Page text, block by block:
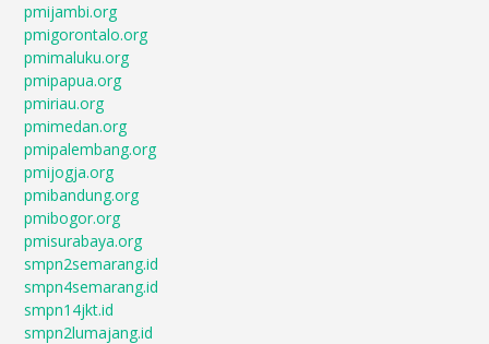
pmijambi.org
pmigorontalo.org
pmimaluku.org
pmipapua.org
pmiriau.org
pmimedan.org
pmipalembang.org
pmijogja.org
pmibandung.org
pmibogor.org
pmisurabaya.org
smpn2semarang.id
smpn4semarang.id
smpn14jkt.id
smpn2lumajang.id